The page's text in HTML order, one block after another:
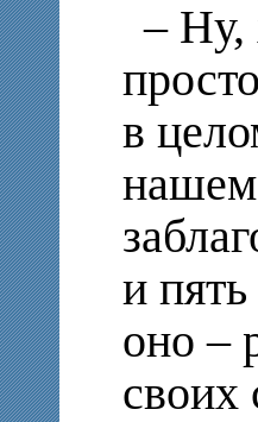
– Ну,
в
нашем
и
оно –
своих